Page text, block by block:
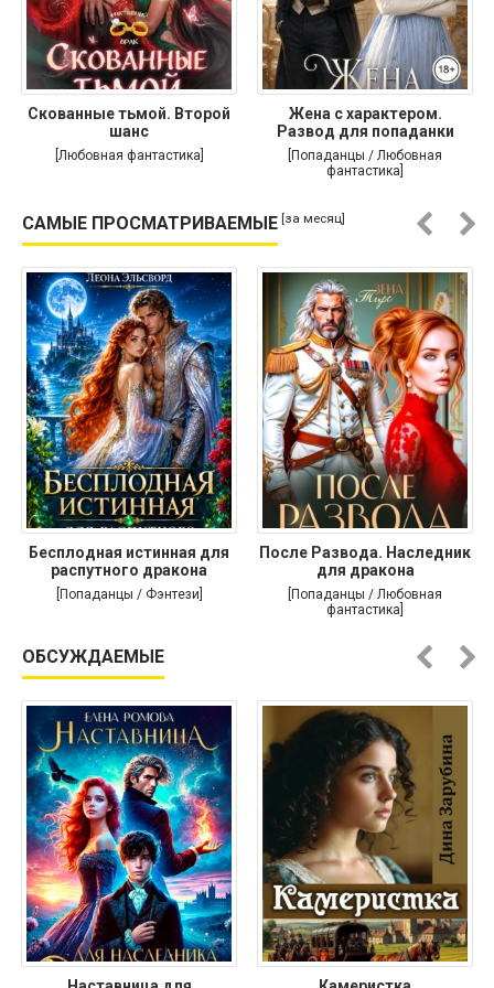
Скованные тьмой. Второй
шанс
[Любовная фантастика]
Жена с характером.
Развод для попаданки
[Попаданцы / Любовная
фантастика]
САМЫЕ ПРОСМАТРИВАЕМЫЕ [за месяц]
Бесплодная истинная для
распутного дракона
[Попаданцы / Фэнтези]
После Развода. Наследник
для дракона
[Попаданцы / Любовная
фантастика]
ОБСУЖДАЕМЫЕ